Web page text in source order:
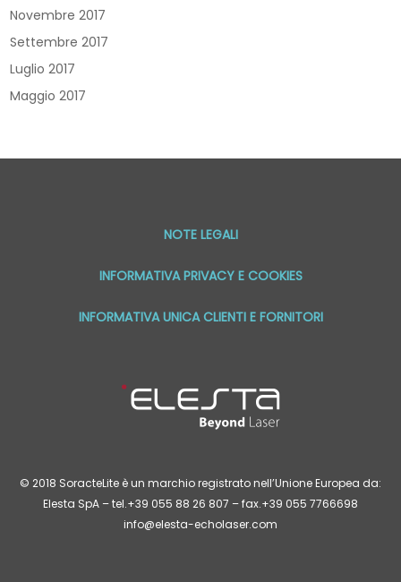
Novembre 2017
Settembre 2017
Luglio 2017
Maggio 2017
NOTE LEGALI
INFORMATIVA PRIVACY E COOKIES
INFORMATIVA UNICA CLIENTI E FORNITORI
© 2018 SoracteLite è un marchio registrato nell’Unione Europea da:
Elesta SpA – tel.+39 055 88 26 807 – fax.+39 055 7766698
info@elesta-echolaser.com